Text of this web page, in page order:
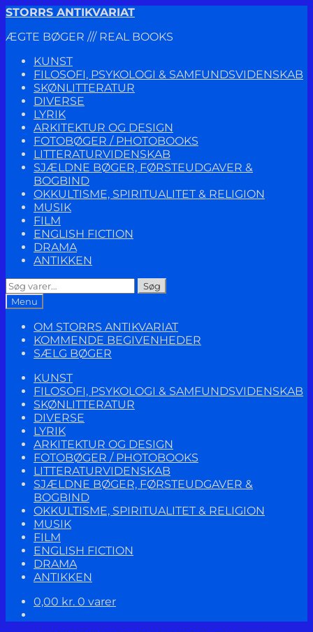
Spring
navigation
Spring
indhold
STORRS ANTIKVARIAT
ÆGTE BØGER /// REAL BOOKS
KUNST
FILOSOFI, PSYKOLOGI & SAMFUNDSVIDENSKAB
SKØNLITTERATUR
DIVERSE
LYRIK
ARKITEKTUR OG DESIGN
FOTOBØGER / PHOTOBOOKS
LITTERATURVIDENSKAB
SJÆLDNE BØGER, FØRSTEUDGAVER &
BOGBIND
OKKULTISME, SPIRITUALITET & RELIGION
MUSIK
FILM
ENGLISH FICTION
DRAMA
ANTIKKEN
Søg
efter:
Søg
Menu
OM STORRS ANTIKVARIAT
KOMMENDE BEGIVENHEDER
SÆLG BØGER
KUNST
FILOSOFI, PSYKOLOGI & SAMFUNDSVIDENSKAB
SKØNLITTERATUR
DIVERSE
LYRIK
ARKITEKTUR OG DESIGN
FOTOBØGER / PHOTOBOOKS
LITTERATURVIDENSKAB
SJÆLDNE BØGER, FØRSTEUDGAVER &
BOGBIND
OKKULTISME, SPIRITUALITET & RELIGION
MUSIK
FILM
ENGLISH FICTION
DRAMA
ANTIKKEN
0,00 kr. 0 varer